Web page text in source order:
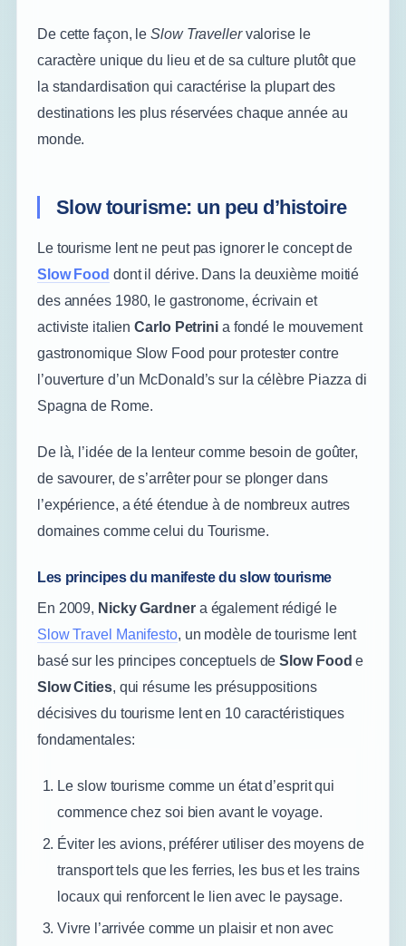
De cette façon, leSlow Travellervalorise le
caractère unique du lieu et de sa culture plutôt que
la standardisation qui caractérise la plupart des
destinations les plus réservées chaque année au
monde.
Slow tourisme: un peu d’histoire
Le tourisme lent ne peut pas ignorer le concept de
Slow Food dont il dérive. Dans la deuxième moitié
des années 1980, le gastronome, écrivain et
activiste italien Carlo Petrinia fondé le mouvement
gastronomique Slow Food pour protester contre
l’ouverture d’un McDonald’s sur la célèbre Piazza di
Spagna de Rome.
De là, l’idée de la lenteur comme besoin de goûter,
de savourer, de s’arrêter pour se plonger dans
l’expérience, a été étendue à de nombreux autres
domaines comme celui du Tourisme.
Les principes du manifeste du slow tourisme
En 2009, Nicky Gardnera également rédigé le
Slow Travel Manifesto, un modèle de tourisme lent
basé sur les principes conceptuels deSlow Food e
Slow Cities, qui résume les présuppositions
décisives du tourisme lent en 10 caractéristiques
fondamentales:
Le slow tourisme comme un état d’esprit qui
commence chez soi bien avant le voyage.
Éviter les avions, préférer utiliser des moyens de
transport tels que les ferries, les bus et les trains
locaux qui renforcent le lien avec le paysage.
Vivre l’arrivée comme un plaisir et non avec